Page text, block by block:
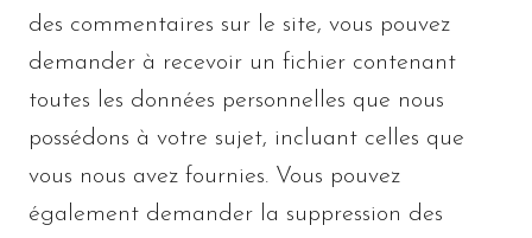
des commentaires sur le site, vous pouvez
demander à recevoir un fichier contenant
toutes les données personnelles que nous
possédons à votre sujet, incluant celles que
vous nous avez fournies. Vous pouvez
également demander la suppression des